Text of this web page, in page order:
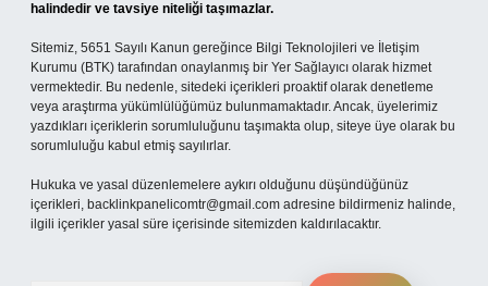
halindedir ve tavsiye niteliği taşımazlar.
Sitemiz, 5651 Sayılı Kanun gereğince Bilgi Teknolojileri ve İletişim
Kurumu (BTK) tarafından onaylanmış bir Yer Sağlayıcı olarak hizmet
vermektedir. Bu nedenle, sitedeki içerikleri proaktif olarak denetleme
veya araştırma yükümlülüğümüz bulunmamaktadır. Ancak, üyelerimiz
yazdıkları içeriklerin sorumluluğunu taşımakta olup, siteye üye olarak bu
sorumluluğu kabul etmiş sayılırlar.
Hukuka ve yasal düzenlemelere aykırı olduğunu düşündüğünüz
içerikleri, backlinkpanelicomtr@gmail.com adresine bildirmeniz halinde,
ilgili içerikler yasal süre içerisinde sitemizden kaldırılacaktır.